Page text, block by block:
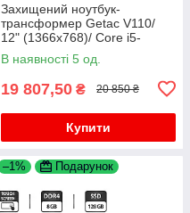
Захищений ноутбук-
трансформер Getac V110/
12" (1366x768)/ Core i5-
6200U/ 8 GB RAM/ 240 GB
SSD/ HD 520
В наявності 5 од.
19 807,50 ₴ 20 850 ₴
Купити
–1% Подарунок